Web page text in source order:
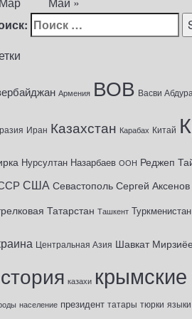
Армения ВОВ Васви
Иран Казахстан Карабах Китай
Нурсултан Назарбаев ООН Реджеп
США Севастополь Сергей Аксенов
Татарстан Ташкент Туркменистан
Центральная Азия Шавкат
казахи
население президент татары тюрки языки